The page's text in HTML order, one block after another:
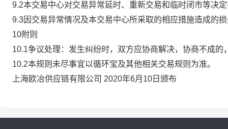
9.2本交易中心对交易异常延时、重新交易和临时闭市等决
9.3因交易异常情况及本交易中心所采取的相应措施造成的
10附则
10.1争议处理：发生纠纷时，双方应协商解决，协商不成
10.2本规则未尽事宜以循环宝及其他相关交易规则为准。
上海欧冶供应链有限公司 2020年6月10日颁布